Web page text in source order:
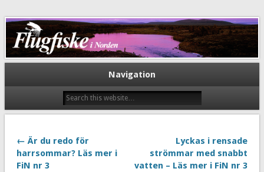
Flugfiske i Norden
Navigation
← Är du redo för
harrsommar? Läs mer i
FiN nr 3
Lyckas i rensade
strömmar med snabbt
vatten – Läs mer i FiN nr 3